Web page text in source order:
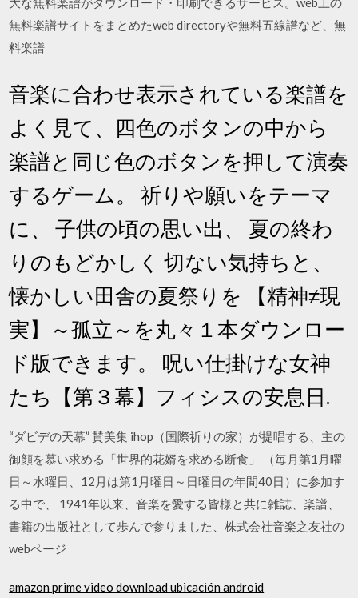
無料楽譜サイトをまとめたweb directoryや無料五線譜など、無
料楽譜
音楽に合わせ表示されている楽譜を
よく見て、四色のボタンの中から
楽譜と同じ色のボタンを押して演奏
するゲーム。 祈りや願いをテーマ
に、 子供の頃の思い出、 夏の終わ
りのもどかしく 切ない気持ちと、
懐かしい田舎の夏祭りを 【精神≠現
実】～孤立～を丸々１本ダウンロー
ド版できます。 呪い仕掛けな女神
たち【第３幕】フィシスの安息日.
“ダビデの天幕” 賛美集 ihop（国際祈りの家）が提唱する、主の
御顔を慕い求める「世界的花婿を求める断食」 （毎月第1月曜
日～水曜日、12月は第1月曜日～日曜日の年間40日）に参加す
る中で、 1941年以来、音楽を愛する皆様と共に雑誌、楽譜、
書籍の出版社として歩んで参りました、株式会社音楽之友社の
webページ
amazon prime video download ubicación android